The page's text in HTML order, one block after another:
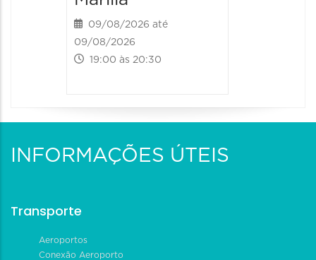
09/08/2026 até
09/08/2026
19:00 às 20:30
INFORMAÇÕES ÚTEIS
Transporte
Aeroportos
Conexão Aeroporto